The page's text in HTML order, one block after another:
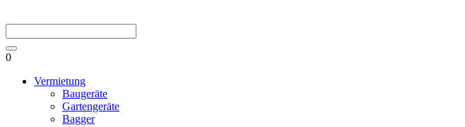
0
Vermietung
Baugeräte
Gartengeräte
Bagger